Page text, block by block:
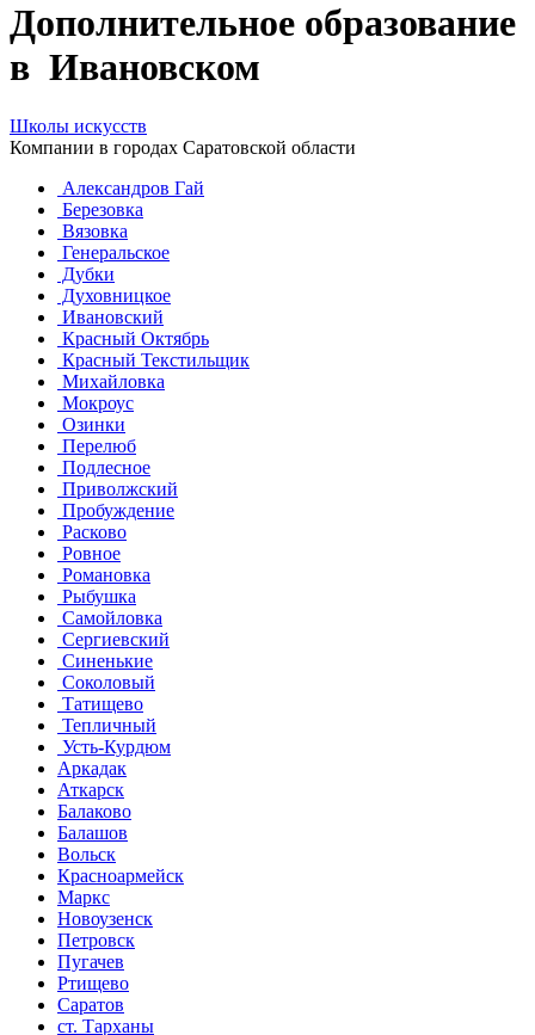
Дополнительное образование
в Ивановском
Школы искусств
Компании в городах Саратовской области
Александров Гай
Березовка
Вязовка
Генеральское
Дубки
Духовницкое
Ивановский
Красный Октябрь
Красный Текстильщик
Михайловка
Мокроус
Озинки
Перелюб
Подлесное
Приволжский
Пробуждение
Расково
Ровное
Романовка
Рыбушка
Самойловка
Сергиевский
Синенькие
Соколовый
Татищево
Тепличный
Усть-Курдюм
Аркадак
Аткарск
Балаково
Балашов
Вольск
Красноармейск
Маркс
Новоузенск
Петровск
Пугачев
Ртищево
Саратов
ст. Тарханы